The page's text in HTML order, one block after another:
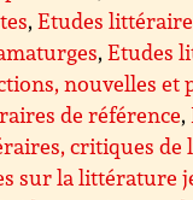
,Etudes
,Etudes
nouvelles et
de référence,
critiques de
sur la littérature